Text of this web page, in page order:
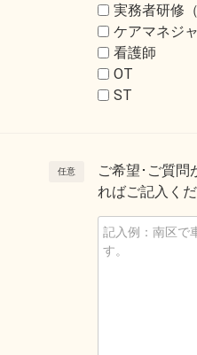
実務者研修
ケアマネジ
看護師
OT
ST
ご希望･ご質問
ればご記入くだ